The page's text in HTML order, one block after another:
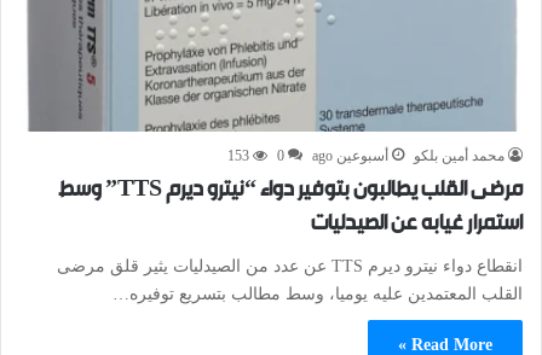
محمد أمين بلكو أسبوعين ago 0
153
مرضى القلب يطالبون بتوفير دواء “نيترو ديرم TTS” وسط
استمرار غيابه عن الصيدليات
انقطاع دواء نيترو ديرم TTS عن عدد من الصيدليات يثير قلق مرضى
القلب المعتمدين عليه يوميا، وسط مطالب بتسريع توفيره…
Read More »